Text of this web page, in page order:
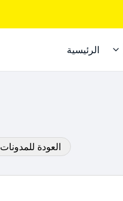
الرئيسية
العودة للمدونات